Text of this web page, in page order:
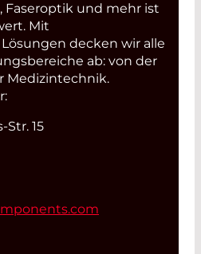
Faseroptik und mehr ist
Mit
decken wir alle
ab: von der
Medizintechnik.
15